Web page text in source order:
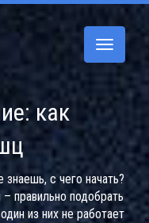
как
с чего начать?
правильно подобрать
из них не работает